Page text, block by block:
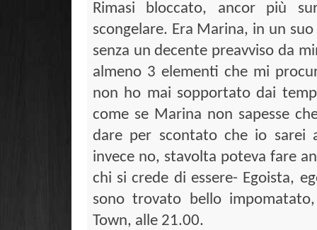
Rimasi bloccato, ancor più
scongelare. Era Marina, in un
senza un decente preavviso da
almeno 3 elementi che mi
non ho mai sopportato dai
come se Marina non sapesse
dare per scontato che io sarei
invece no, stavolta poteva fare
chi si crede di essere- Egoista,
sono trovato bello
Town, alle 21.00.